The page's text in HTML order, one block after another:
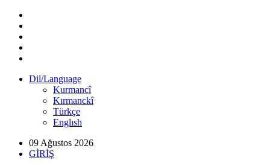
Dil/Language
Kurmancî
Kırmanckî
Türkçe
Englısh
09 Ağustos 2026
GİRİŞ